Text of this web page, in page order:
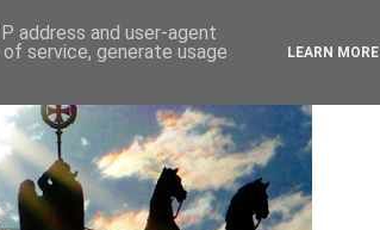
address and user-agent
service, generate usage
LEARN MORE